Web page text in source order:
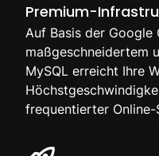
Premium-
Auf Basis der Google
maßgeschneidertem
MySQL erreicht Ihre
frequentierter Online-